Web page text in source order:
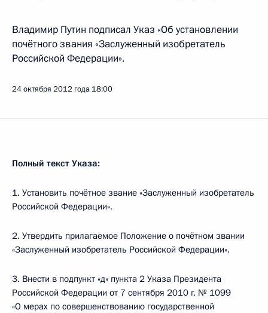
Владимир Путин подписал Указ «Об установлении
почётного звания «Заслуженный изобретатель
Российской Федерации».
24 октября 2012 года 18:00
Полный текст Указа:
1. Установить почётное звание «Заслуженный изобретатель
Российской Федерации».
2. Утвердить прилагаемое Положение о почётном звании
«Заслуженный изобретатель Российской Федерации».
3. Внести в подпункт «д» пункта 2 Указа Президента
Российской Федерации от 7 сентября 2010 г. № 1099
«О мерах по совершенствованию государственной